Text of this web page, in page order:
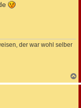
der war wohl selber
a